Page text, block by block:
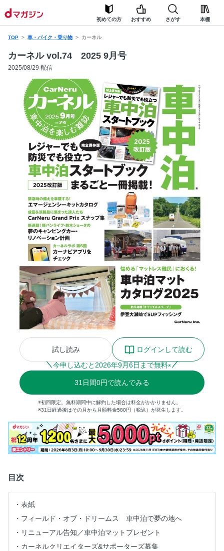
初めての方 おすすめ さがす 本棚
TOP 車・バイク・乗り物 カーネル
カーネル vol.74 2025 9月号
2025/08/29 配信
試し読み
ログインして読む
今申し込むと 2026年9月6日まで無料※
31 日間0円で読んでみる
※初回限定。無料期間中に解約した場合は料金がかかりません。
※31日経過後はその月から月額料金580円（税込）が発生します。
目次
表紙
フィールド・オブ・ドリームス 車中泊で夢の地へ
リニューアル告知／車中泊マットプレゼント
カーネルクリエイターズ&サポーターズ募集